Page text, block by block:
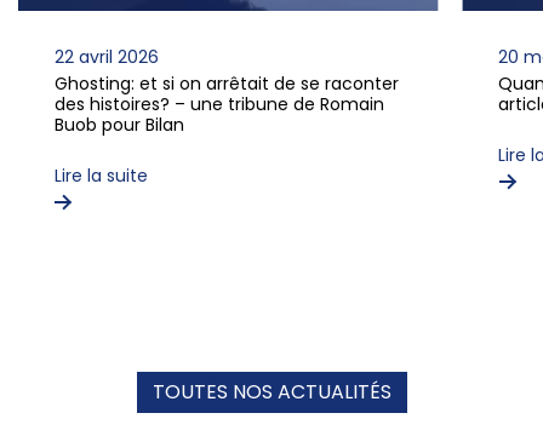
22 avril 2026
Ghosting: et si on arrêtait de se raconter
des histoires? – une tribune de Romain
Buob pour Bilan
Lire la suite
20
Lire
TOUTES NOS ACTUALITÉS